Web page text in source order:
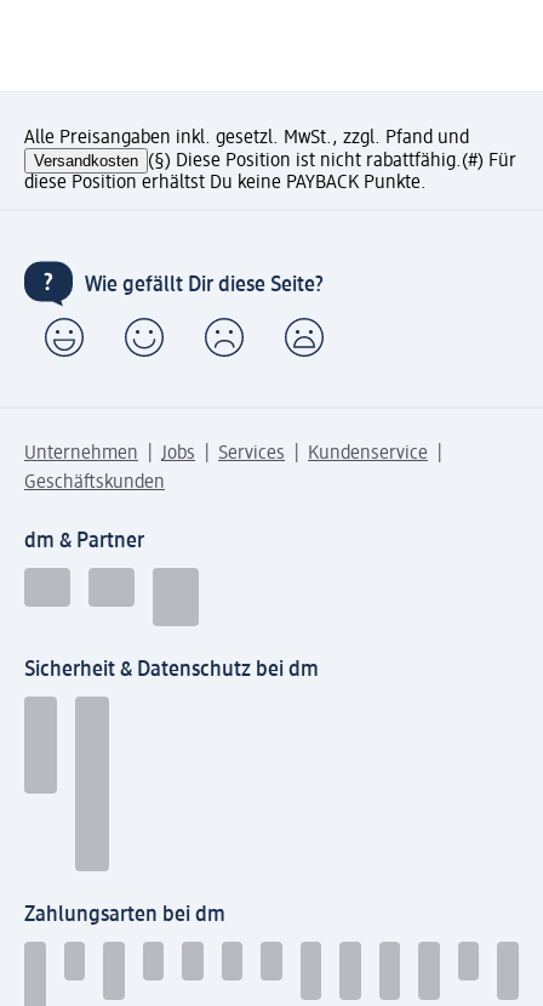
Alle Preisangaben inkl. gesetzl. MwSt., zzgl. Pfand und
Versandkosten (§) Diese Position ist nicht rabattfähig.(#) Für
diese Position erhältst Du keine PAYBACK Punkte.
Wie gefällt Dir diese Seite?
Unternehmen Jobs Services
Kundenservice
Geschäftskunden
dm & Partner
Sicherheit & Datenschutz bei dm
Zahlungsarten bei dm